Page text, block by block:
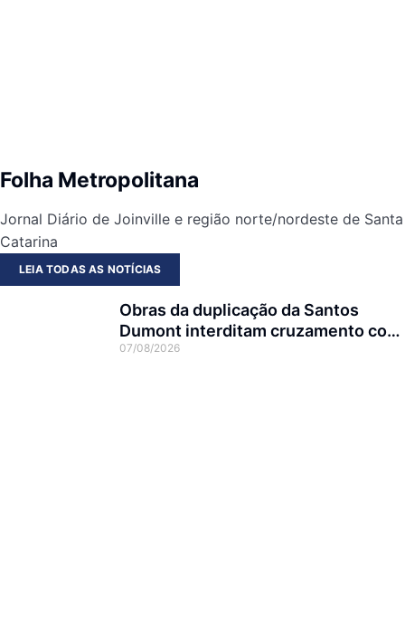
Folha Metropolitana
Jornal Diário de Joinville e região norte/nordeste de Santa
Catarina
LEIA TODAS AS NOTÍCIAS
Obras da duplicação da Santos
Dumont interditam cruzamento com
a rua Otto Nass
07/08/2026